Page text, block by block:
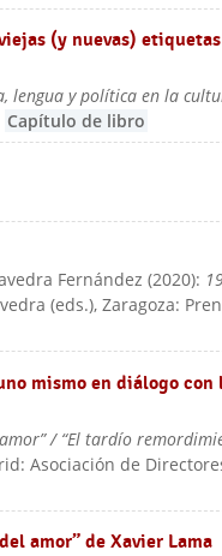
(y nuevas)
lengua y política en la
Capítulo de libro
Fernández (2020):
(eds.), Zaragoza:
mismo en diálogo con
/ “El tardío
Asociación de
amor” de Xavier Lama